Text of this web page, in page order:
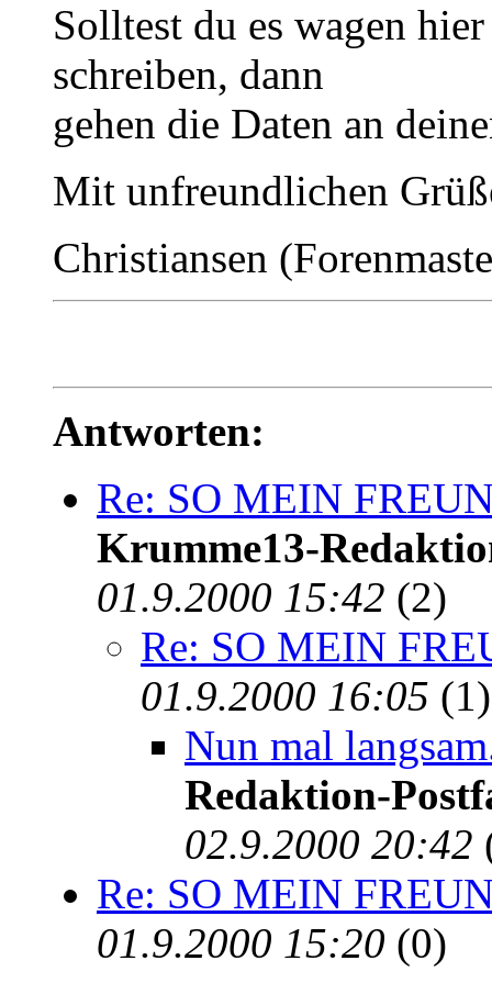
Solltest du es wagen
schreiben, dann
gehen die Daten an
Mit unfreundlichen
Christiansen
Antworten:
Re: SO MEIN
Krumme13-
01.9.2000 15:42 (2)
Re: SO MEIN
01.9.2000 16:05 (1)
Nun mal
Redaktion-
02.9.2000 20:42
Re: SO MEIN
01.9.2000 15:20 (0)